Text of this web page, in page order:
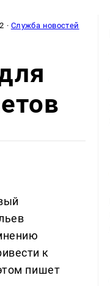
· Служба новостей
к
пишет